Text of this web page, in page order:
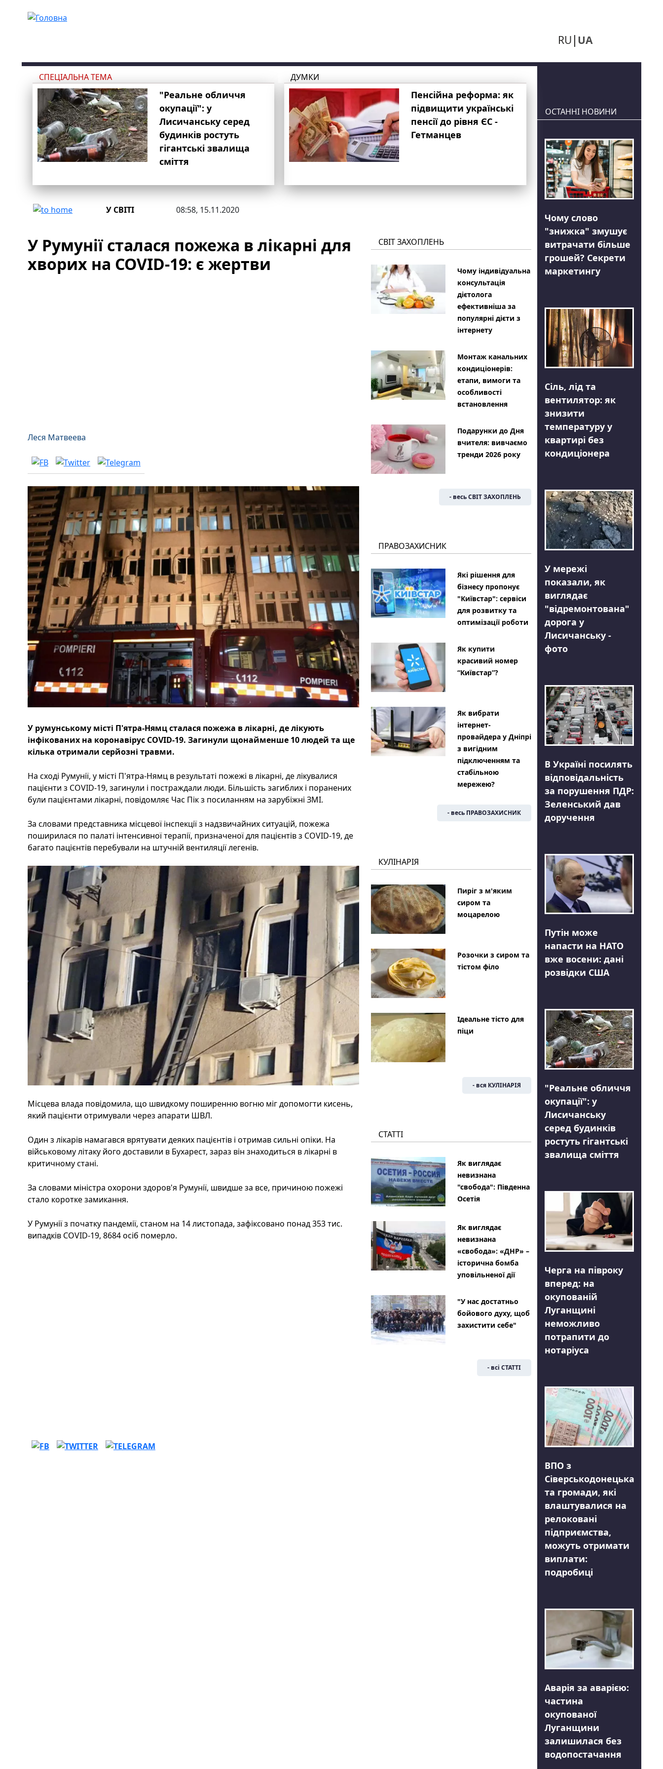
RU UA
СПЕЦІАЛЬНА ТЕМА
"Реальне обличчя
окупації": у
Лисичанську серед
будинків ростуть
гігантські звалища
сміття
ДУМКИ
Пенсійна реформа: як
підвищити українські
пенсії до рівня ЄС -
Гетманцев
У СВІТІ 08:58, 15.11.2020
У Румунії сталася пожежа в лікарні для
хворих на COVID-19: є жертви
Леся Матвеева
У румунському місті П'ятра-Нямц сталася пожежа в лікарні, де лікують
інфікованих на коронавірус COVID-19. Загинули щонайменше 10 людей та ще
кілька отримали серйозні травми.
На сході Румунії, у місті П'ятра-Нямц в результаті пожежі в лікарні, де лікувалися
пацієнти з COVID-19, загинули і постраждали люди. Більшість загиблих і поранених
були пацієнтами лікарні, повідомляє Час Пік з посиланням на зарубіжні ЗМІ.
За словами представника місцевої інспекції з надзвичайних ситуацій, пожежа
поширилася по палаті інтенсивної терапії, призначеної для пацієнтів з COVID-19, де
багато пацієнтів перебували на штучній вентиляції легенів.
Місцева влада повідомила, що швидкому поширенню вогню міг допомогти кисень,
який пацієнти отримували через апарати ШВЛ.
Один з лікарів намагався врятувати деяких пацієнтів і отримав сильні опіки. На
військовому літаку його доставили в Бухарест, зараз він знаходиться в лікарні в
критичному стані.
За словами міністра охорони здоров'я Румунії, швидше за все, причиною пожежі
стало коротке замикання.
У Румунії з початку пандемії, станом на 14 листопада, зафіксовано понад 353 тис.
випадків COVID-19, 8684 осіб померло.
СВІТ ЗАХОПЛЕНЬ
Чому індивідуальна
консультація
дієтолога
ефективніша за
популярні дієти з
інтернету
Монтаж канальних
кондиціонерів:
етапи, вимоги та
особливості
встановлення
Подарунки до Дня
вчителя: вивчаємо
тренди 2026 року
- весь СВІТ ЗАХОПЛЕНЬ
ПРАВОЗАХИСНИК
Які рішення для
бізнесу пропонує
"Київстар": сервіси
для розвитку та
оптимізації роботи
Як купити
красивий номер
“Київстар”?
Як вибрати
інтернет-
провайдера у Дніпрі
з вигідним
підключенням та
стабільною
мережею?
- весь ПРАВОЗАХИСНИК
КУЛІНАРІЯ
Пиріг з м'яким
сиром та
моцарелою
Розочки з сиром та
тістом філо
Ідеальне тісто для
піци
- вся КУЛІНАРІЯ
СТАТТІ
Як виглядає
невизнана
"свобода": Південна
Осетія
Як виглядає
невизнана
«свобода»: «ДНР» –
історична бомба
уповільненої дії
"У нас достатньо
бойового духу, щоб
захистити себе"
- всі СТАТТІ
ОСТАННІ НОВИНИ
Чому слово
"знижка" змушує
витрачати більше
грошей? Секрети
маркетингу
Сіль, лід та
вентилятор: як
знизити
температуру у
квартирі без
кондиціонера
У мережі
показали, як
виглядає
"відремонтована"
дорога у
Лисичанську -
фото
В Україні посилять
відповідальність
за порушення ПДР:
Зеленський дав
доручення
Путін може
напасти на НАТО
вже восени: дані
розвідки США
"Реальне обличчя
окупації": у
Лисичанську
серед будинків
ростуть гігантські
звалища сміття
Черга на півроку
вперед: на
окупованій
Луганщині
неможливо
потрапити до
нотаріуса
ВПО з
Сіверськодонецька
та громади, які
влаштувалися на
релоковані
підприємства,
можуть отримати
виплати:
подробиці
Аварія за аварією:
частина
окупованої
Луганщини
залишилася без
водопостачання